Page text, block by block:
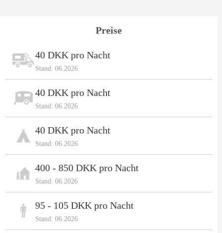
Preise
40 DKK pro Nacht
Stand: 06.2026
40 DKK pro Nacht
Stand: 06.2026
40 DKK pro Nacht
Stand: 06.2026
400 - 850 DKK pro Nacht
Stand: 06.2026
95 - 105 DKK pro Nacht
Stand: 06.2026